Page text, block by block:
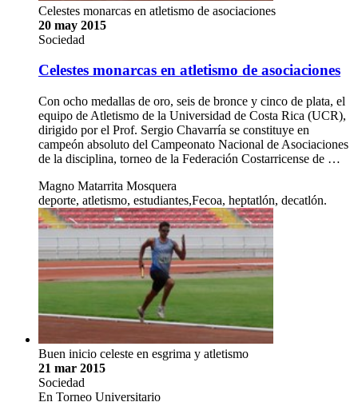
Celestes monarcas en atletismo de asociaciones
20 may 2015
Sociedad
Celestes monarcas en atletismo de asociaciones
Con ocho medallas de oro, seis de bronce y cinco de plata, el
equipo de Atletismo de la Universidad de Costa Rica (UCR),
dirigido por el Prof. Sergio Chavarría se constituye en
campeón absoluto del Campeonato Nacional de Asociaciones
de la disciplina, torneo de la Federación Costarricense de …
Magno Matarrita Mosquera
deporte, atletismo, estudiantes,Fecoa, heptatlón, decatlón.
Buen inicio celeste en esgrima y atletismo
21 mar 2015
Sociedad
En Torneo Universitario